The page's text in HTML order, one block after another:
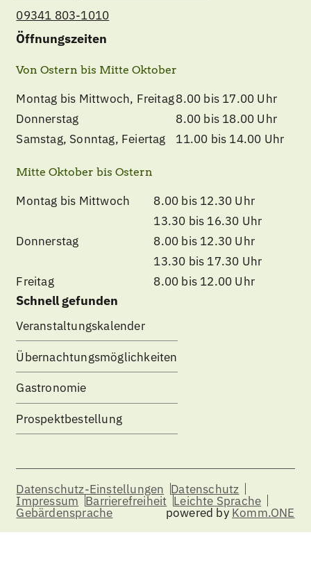
09341 803-1010
Öffnungszeiten
Von Ostern bis Mitte Oktober
Montag bis Mittwoch, Freitag8.00 bis 17.00 Uhr
Donnerstag
8.00 bis 18.00 Uhr
Samstag, Sonntag, Feiertag
11.00 bis 14.00 Uhr
Mitte Oktober bis Ostern
Montag bis Mittwoch
8.00 bis 12.30 Uhr
13.30 bis 16.30 Uhr
Donnerstag
8.00 bis 12.30 Uhr
13.30 bis 17.30 Uhr
Freitag
8.00 bis 12.00 Uhr
Schnell gefunden
Veranstaltungskalender
Übernachtungsmöglichkeiten
Gastronomie
Prospektbestellung
Datenschutz-Einstellungen Datenschutz
Impressum Barrierefreiheit Leichte Sprache
Gebärdensprache powered byKomm.ONE